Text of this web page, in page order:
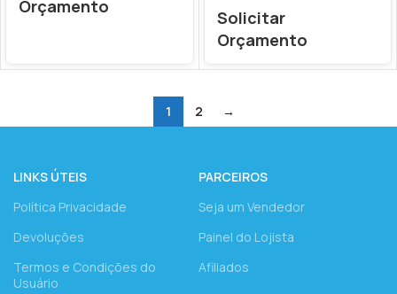
Orçamento
Solicitar
Orçamento
1 2 →
LINKS ÚTEIS
Política Privacidade
Devoluções
Termos e Condições do
Usuário
PARCEIROS
Seja um Vendedor
Painel do Lojista
Afiliados